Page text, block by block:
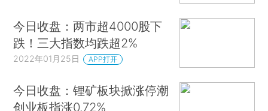
今日收盘：两市超4000股下
跌！三大指数均跌超2%
2022年01月25日 APP打开
今日收盘：锂矿板块掀涨停潮
创业板指涨0.72%